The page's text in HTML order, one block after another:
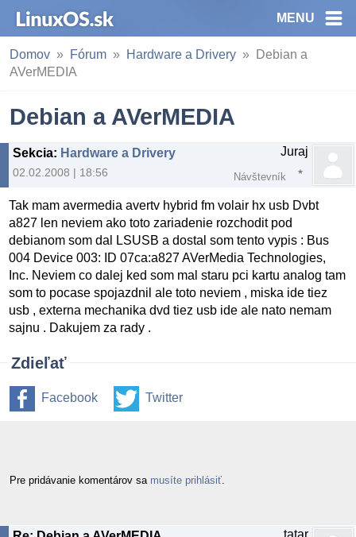
MENU
Domov Fórum Hardware a Drivery
Debian a
AVerMEDIA
Debian a AVerMEDIA
Sekcia: Hardware a Drivery
02.02.2008 | 18:56
Juraj
Návštevník
Tak mam avermedia avertv hybrid fm volair hx usb Dvbt
a827 len neviem ako toto zariadenie rozchodit pod
debianom som dal LSUSB a dostal som tento vypis : Bus
004 Device 003: ID 07ca:a827 AVerMedia Technologies,
Inc. Neviem co dalej ked som mal staru pci kartu analog tam
som to pocase spojazdnil ale toto neviem , miska ide tiez
usb , externa mechanika dvd tiez usb ide ale nato nemam
sajnu . Dakujem za rady .
Zdieľať
Facebook Twitter
Pre pridávanie komentárov sa musíte prihlásiť
tatar